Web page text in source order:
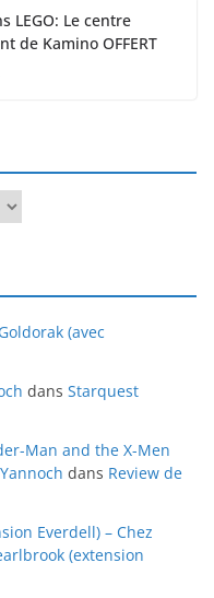
LEGO: Le centre
de Kamino OFFERT
(avec
dans Starquest
Man and the X-Men
dans Review de
Everdell) – Chez
(extension